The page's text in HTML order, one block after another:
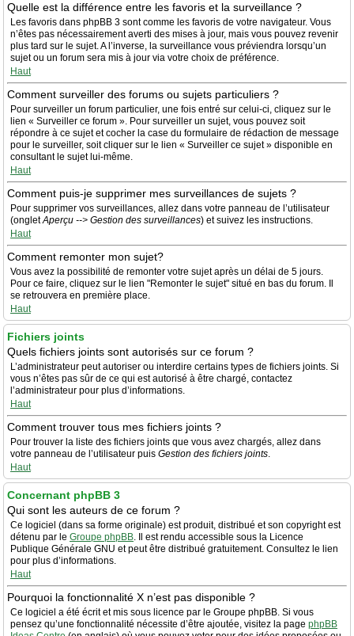
Quelle est la différence entre les favoris et la surveillance ?
Les favoris dans phpBB 3 sont comme les favoris de votre navigateur. Vous
n’êtes pas nécessairement averti des mises à jour, mais vous pouvez revenir
plus tard sur le sujet. A l’inverse, la surveillance vous préviendra lorsqu’un
sujet ou un forum sera mis à jour via votre choix de préférence.
Haut
Comment surveiller des forums ou sujets particuliers ?
Pour surveiller un forum particulier, une fois entré sur celui-ci, cliquez sur le
lien « Surveiller ce forum ». Pour surveiller un sujet, vous pouvez soit
répondre à ce sujet et cocher la case du formulaire de rédaction de message
pour le surveiller, soit cliquer sur le lien « Surveiller ce sujet » disponible en
consultant le sujet lui-même.
Haut
Comment puis-je supprimer mes surveillances de sujets ?
Pour supprimer vos surveillances, allez dans votre panneau de l’utilisateur
(ongletAperçu --> Gestion des surveillances) et suivez les instructions.
Haut
Comment remonter mon sujet?
Vous avez la possibilité de remonter votre sujet après un délai de 5 jours.
Pour ce faire, cliquez sur le lien "Remonter le sujet" situé en bas du forum. Il
se retrouvera en première place.
Haut
Fichiers joints
Quels fichiers joints sont autorisés sur ce forum ?
L’administrateur peut autoriser ou interdire certains types de fichiers joints. Si
vous n’êtes pas sûr de ce qui est autorisé à être chargé, contactez
l’administrateur pour plus d’informations.
Haut
Comment trouver tous mes fichiers joints ?
Pour trouver la liste des fichiers joints que vous avez chargés, allez dans
votre panneau de l’utilisateur puis Gestion des fichiers joints.
Haut
Concernant phpBB 3
Qui sont les auteurs de ce forum ?
Ce logiciel (dans sa forme originale) est produit, distribué et son copyright est
détenu par le Groupe phpBB. Il est rendu accessible sous la Licence
Publique Générale GNU et peut être distribué gratuitement. Consultez le lien
pour plus d’informations.
Haut
Pourquoi la fonctionnalité X n’est pas disponible ?
Ce logiciel a été écrit et mis sous licence par le Groupe phpBB. Si vous
pensez qu’une fonctionnalité nécessite d’être ajoutée, visitez la page phpBB